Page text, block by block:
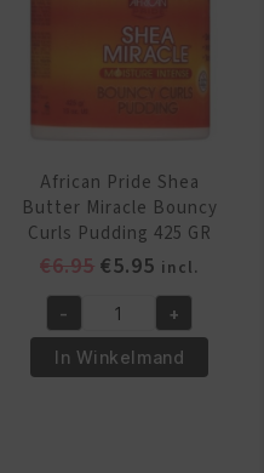
African Pride Shea
Butter Miracle Bouncy
Curls Pudding 425 GR
€6.95
was:
€6.95.
€5.95 Huidige
prijs
is:
€5.95.
incl.
African
Pride
Shea
- +
In Winkelmand